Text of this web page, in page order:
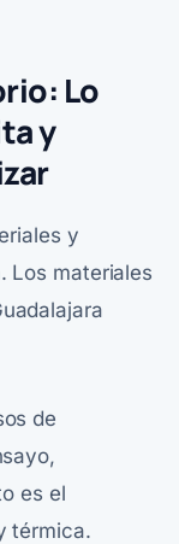
Lo
y
y
Los materiales
de
es el
térmica.